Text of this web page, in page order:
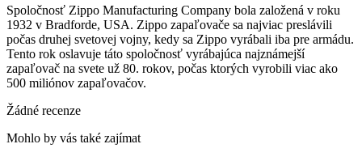
Spoločnosť Zippo Manufacturing Company bola založená v roku
1932 v Bradforde, USA. Zippo zapaľovače sa najviac preslávili
počas druhej svetovej vojny, kedy sa Zippo vyrábali iba pre armádu.
Tento rok oslavuje táto spoločnosť vyrábajúca najznámejší
zapaľovač na svete už 80. rokov, počas ktorých vyrobili viac ako
500 miliónov zapaľovačov.
Žádné recenze
Mohlo by vás také zajímat